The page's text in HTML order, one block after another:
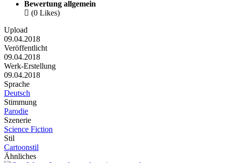
Bewertung allgemein
 (0 Likes)
Upload
09.04.2018
Veröffentlicht
09.04.2018
Werk-Erstellung
09.04.2018
Sprache
Deutsch
Stimmung
Parodie
Szenerie
Science Fiction
Stil
Cartoonstil
Ähnliches